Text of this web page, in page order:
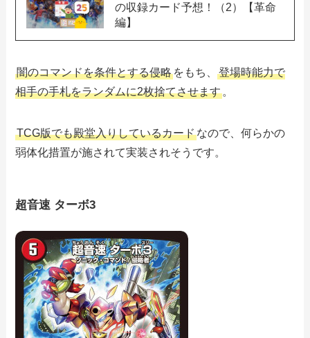
の収録カード予想！（2）【革命
編】
闇のコマンドを条件とする侵略 をもち、登場時能力で
相手の手札をランダムに2枚捨てさせます 。
TCG版でも殿堂入りしているカードなので、何らかの
弱体化措置が施されて実装されそうです。
超音速 ターボ3